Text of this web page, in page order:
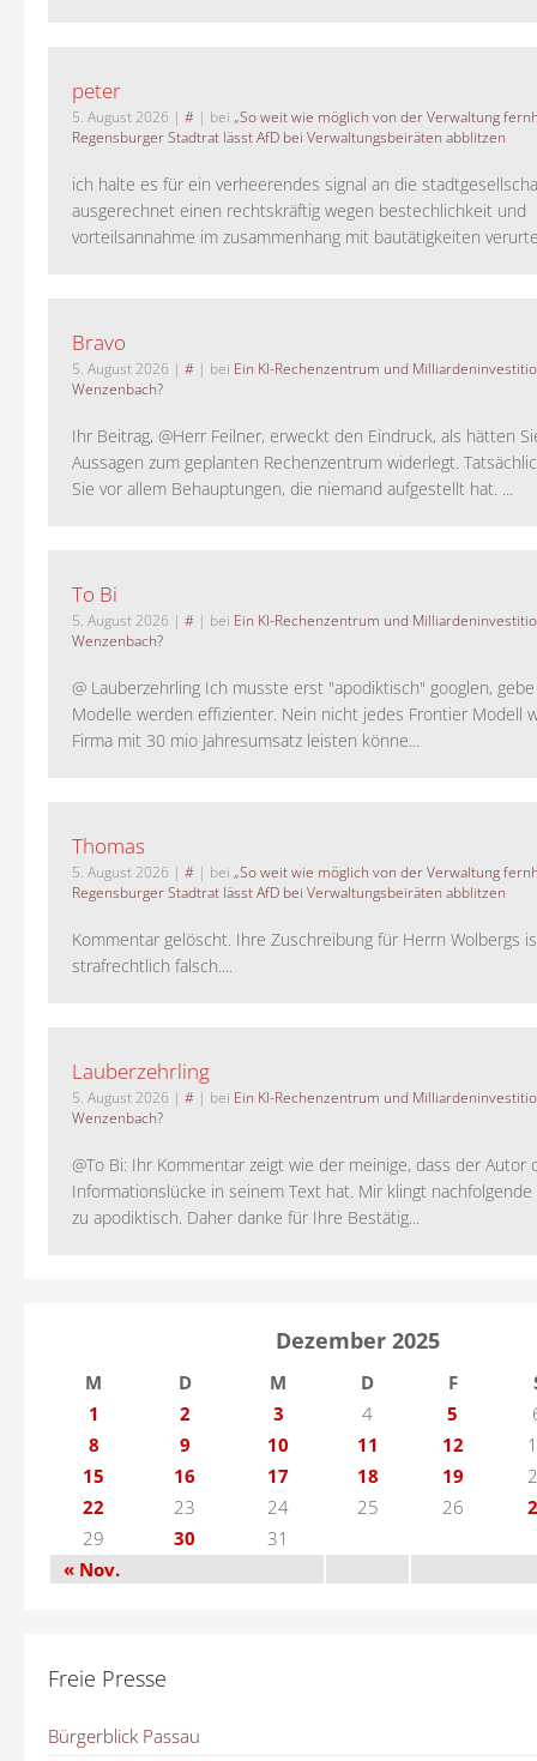
peter
5. August 2026 | # | bei „So weit wie möglich von der Verwaltung
Regensburger Stadtrat lässt AfD bei Verwaltungsbeiräten abblitzen
ich halte es für ein verheerendes signal an die
ausgerechnet einen rechtskräftig wegen bestechlichkeit und
vorteilsannahme im zusammenhang mit bautätigkeiten
Bravo
5. August 2026 | # | bei Ein KI-Rechenzentrum und
Wenzenbach?
Ihr Beitrag, @Herr Feilner, erweckt den Eindruck, als hätten
Aussagen zum geplanten Rechenzentrum widerlegt.
Sie vor allem Behauptungen, die niemand aufgestellt hat. ...
To Bi
5. August 2026 | # | bei Ein KI-Rechenzentrum und
Wenzenbach?
@ Lauberzehrling Ich musste erst "apodiktisch" googlen, gebe
Modelle werden effizienter. Nein nicht jedes Frontier Modell
Firma mit 30 mio Jahresumsatz leisten könne...
Thomas
5. August 2026 | # | bei „So weit wie möglich von der Verwaltung
Regensburger Stadtrat lässt AfD bei Verwaltungsbeiräten abblitzen
Kommentar gelöscht. Ihre Zuschreibung für Herrn Wolbergs
strafrechtlich falsch....
Lauberzehrling
5. August 2026 | # | bei Ein KI-Rechenzentrum und
Wenzenbach?
@To Bi: Ihr Kommentar zeigt wie der meinige, dass der Autor
Informationslücke in seinem Text hat. Mir klingt
zu apodiktisch. Daher danke für Ihre Bestätig...
Dezember 2025
M D M D F
1
2 3 4 5
8
9 10 11 12
15
16 17 18 19
22
23 24 25 26
29
30
31
« Nov.
Freie Presse
Bürgerblick Passau